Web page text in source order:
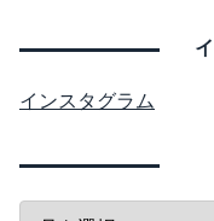
インスタグラム